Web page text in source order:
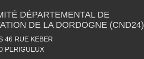
DÉPARTEMENTAL DE
DE LA DORDOGNE (CND24)
46 RUE KEBER
PERIGUEUX